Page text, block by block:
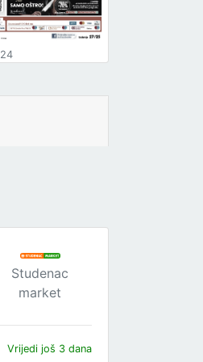
24
Studenac
market
Vrijedi još 3 dana